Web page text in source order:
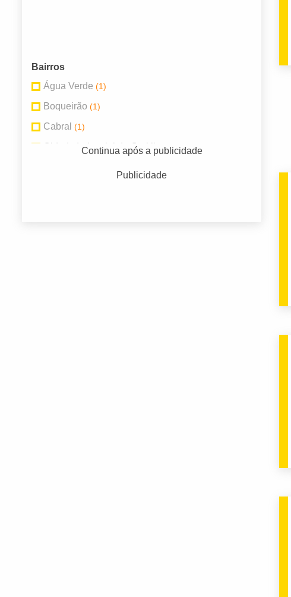
Bairros
Água Verde (1)
Boqueirão (1)
Cabral (1)
Cidade Industrial de Curitiba(1)
Continua após a publicidade
Publicidade